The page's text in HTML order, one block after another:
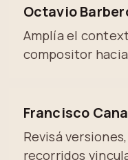
Octavio
Amplía el
compositor
Francisco
Revisá
recorridos